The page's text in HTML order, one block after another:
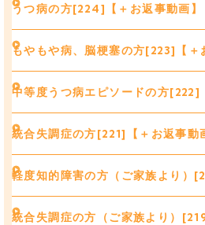
うつ病の方[224]【＋お返事動画】
もやもや病、脳梗塞の方[223]【＋
中等度うつ病エピソードの方[222]
統合失調症の方[221]【＋お返事動
軽度知的障害の方（ご家族より）
統合失調症の方（ご家族より）